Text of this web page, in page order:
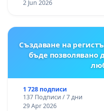
2 Jun 2026
Създаване на
бъде позволявано
1 728 подписи
137 Подписи / 7 дни
29 Apr 2026